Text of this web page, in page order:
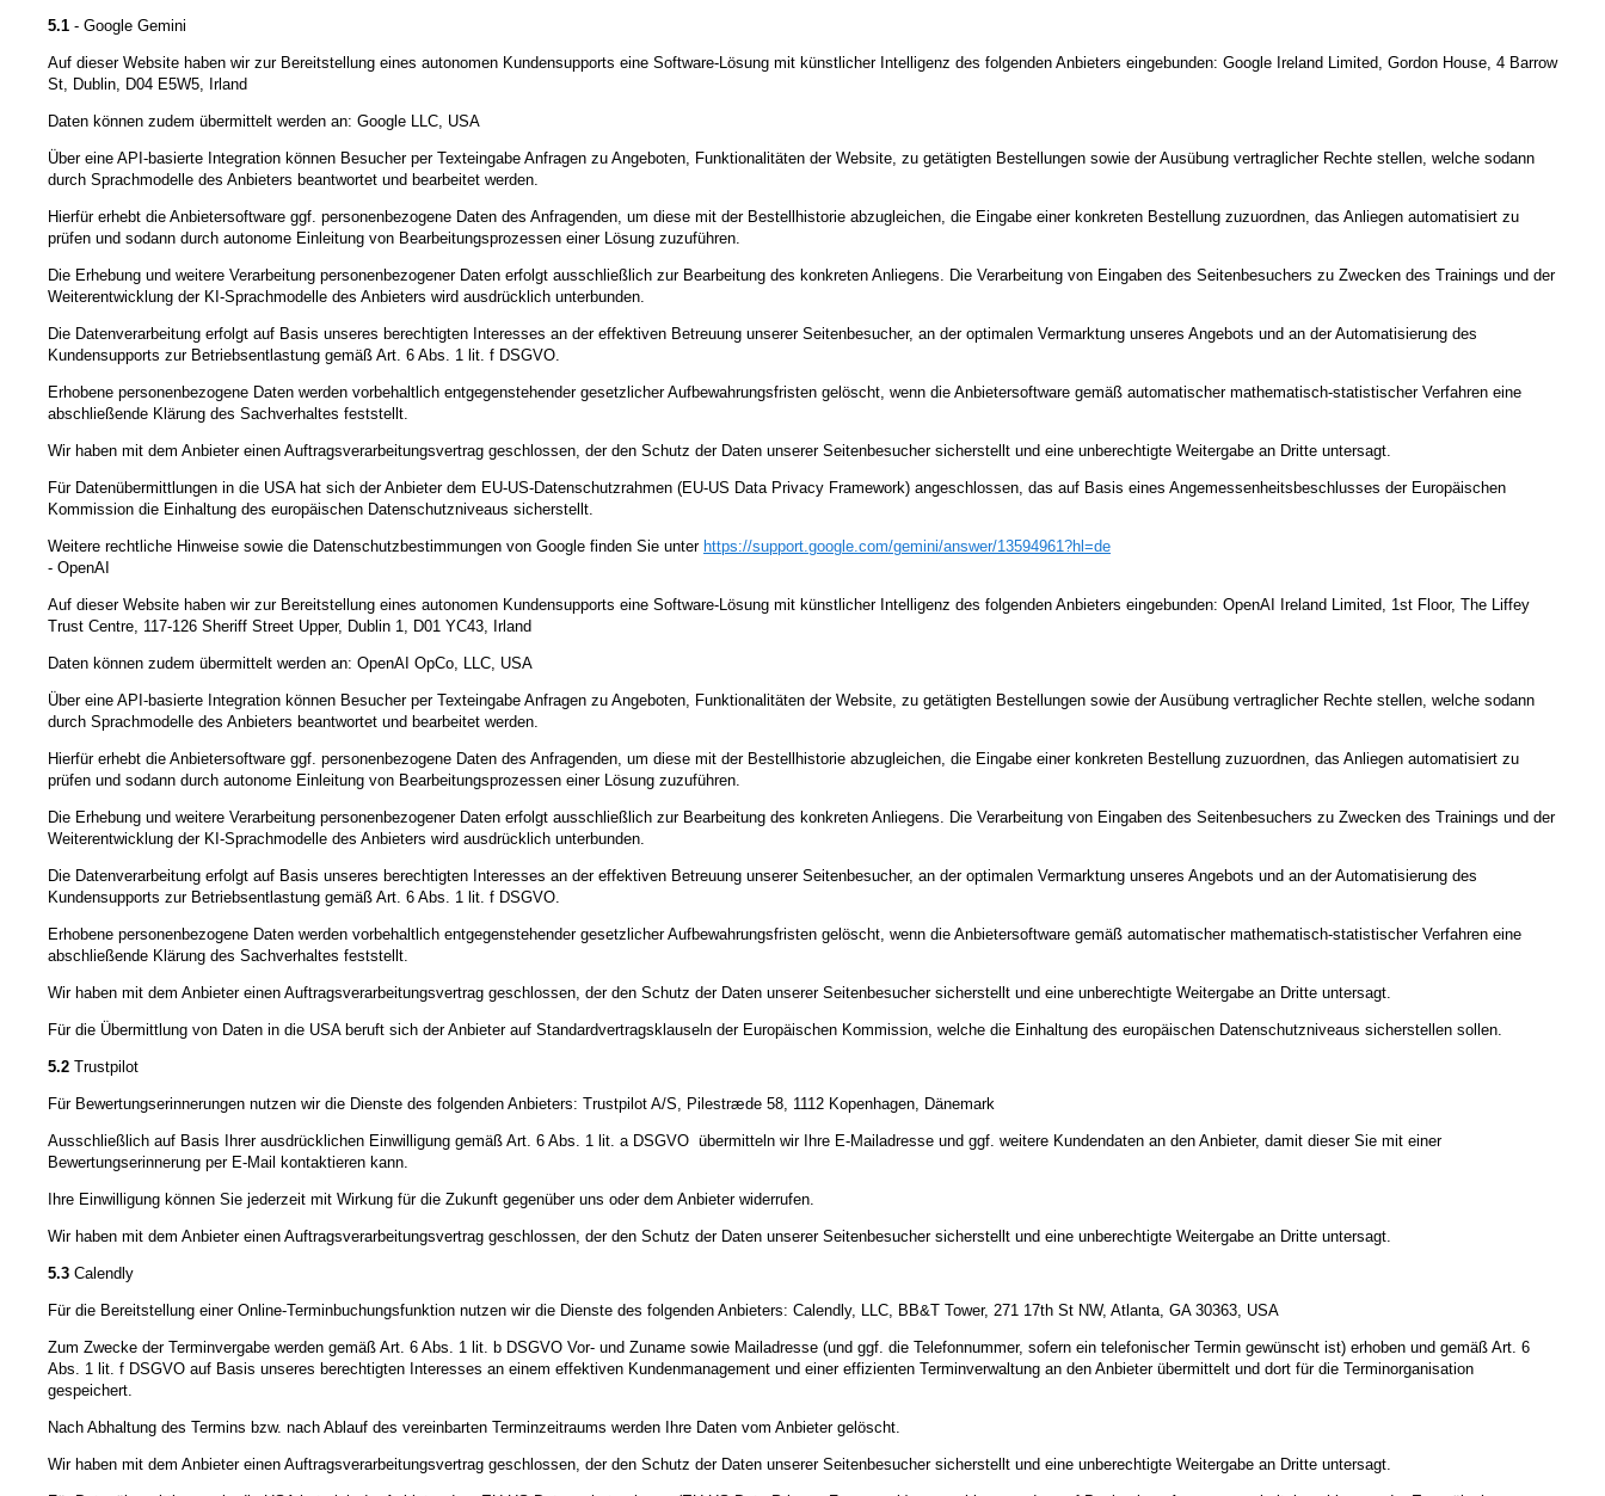
5.1 - Google Gemini
Auf dieser Website haben wir zur Bereitstellung eines autonomen Kundensupports eine Software-Lösung mit künstlicher Intelligenz des folgenden Anbieters eingebunden: Google Ireland Limited, Gordon House, 4 Barrow
St, Dublin, D04 E5W5, Irland
Daten können zudem übermittelt werden an: Google LLC, USA
Über eine API-basierte Integration können Besucher per Texteingabe Anfragen zu Angeboten, Funktionalitäten der Website, zu getätigten Bestellungen sowie der Ausübung vertraglicher Rechte stellen, welche sodann
durch Sprachmodelle des Anbieters beantwortet und bearbeitet werden.
Hierfür erhebt die Anbietersoftware ggf. personenbezogene Daten des Anfragenden, um diese mit der Bestellhistorie abzugleichen, die Eingabe einer konkreten Bestellung zuzuordnen, das Anliegen automatisiert zu
prüfen und sodann durch autonome Einleitung von Bearbeitungsprozessen einer Lösung zuzuführen.
Die Erhebung und weitere Verarbeitung personenbezogener Daten erfolgt ausschließlich zur Bearbeitung des konkreten Anliegens. Die Verarbeitung von Eingaben des Seitenbesuchers zu Zwecken des Trainings und der
Weiterentwicklung der KI-Sprachmodelle des Anbieters wird ausdrücklich unterbunden.
Die Datenverarbeitung erfolgt auf Basis unseres berechtigten Interesses an der effektiven Betreuung unserer Seitenbesucher, an der optimalen Vermarktung unseres Angebots und an der Automatisierung des
Kundensupports zur Betriebsentlastung gemäß Art. 6 Abs. 1 lit. f DSGVO.
Erhobene personenbezogene Daten werden vorbehaltlich entgegenstehender gesetzlicher Aufbewahrungsfristen gelöscht, wenn die Anbietersoftware gemäß automatischer mathematisch-statistischer Verfahren eine
abschließende Klärung des Sachverhaltes feststellt.
Wir haben mit dem Anbieter einen Auftragsverarbeitungsvertrag geschlossen, der den Schutz der Daten unserer Seitenbesucher sicherstellt und eine unberechtigte Weitergabe an Dritte untersagt.
Für Datenübermittlungen in die USA hat sich der Anbieter dem EU-US-Datenschutzrahmen (EU-US Data Privacy Framework) angeschlossen, das auf Basis eines Angemessenheitsbeschlusses der Europäischen
Kommission die Einhaltung des europäischen Datenschutzniveaus sicherstellt.
Weitere rechtliche Hinweise sowie die Datenschutzbestimmungen von Google finden Sie unter https://support.google.com/gemini/answer/13594961?hl=de
- OpenAI
Auf dieser Website haben wir zur Bereitstellung eines autonomen Kundensupports eine Software-Lösung mit künstlicher Intelligenz des folgenden Anbieters eingebunden: OpenAI Ireland Limited, 1st Floor, The Liffey
Trust Centre, 117-126 Sheriff Street Upper, Dublin 1, D01 YC43, Irland
Daten können zudem übermittelt werden an: OpenAI OpCo, LLC, USA
Über eine API-basierte Integration können Besucher per Texteingabe Anfragen zu Angeboten, Funktionalitäten der Website, zu getätigten Bestellungen sowie der Ausübung vertraglicher Rechte stellen, welche sodann
durch Sprachmodelle des Anbieters beantwortet und bearbeitet werden.
Hierfür erhebt die Anbietersoftware ggf. personenbezogene Daten des Anfragenden, um diese mit der Bestellhistorie abzugleichen, die Eingabe einer konkreten Bestellung zuzuordnen, das Anliegen automatisiert zu
prüfen und sodann durch autonome Einleitung von Bearbeitungsprozessen einer Lösung zuzuführen.
Die Erhebung und weitere Verarbeitung personenbezogener Daten erfolgt ausschließlich zur Bearbeitung des konkreten Anliegens. Die Verarbeitung von Eingaben des Seitenbesuchers zu Zwecken des Trainings und der
Weiterentwicklung der KI-Sprachmodelle des Anbieters wird ausdrücklich unterbunden.
Die Datenverarbeitung erfolgt auf Basis unseres berechtigten Interesses an der effektiven Betreuung unserer Seitenbesucher, an der optimalen Vermarktung unseres Angebots und an der Automatisierung des
Kundensupports zur Betriebsentlastung gemäß Art. 6 Abs. 1 lit. f DSGVO.
Erhobene personenbezogene Daten werden vorbehaltlich entgegenstehender gesetzlicher Aufbewahrungsfristen gelöscht, wenn die Anbietersoftware gemäß automatischer mathematisch-statistischer Verfahren eine
abschließende Klärung des Sachverhaltes feststellt.
Wir haben mit dem Anbieter einen Auftragsverarbeitungsvertrag geschlossen, der den Schutz der Daten unserer Seitenbesucher sicherstellt und eine unberechtigte Weitergabe an Dritte untersagt.
Für die Übermittlung von Daten in die USA beruft sich der Anbieter auf Standardvertragsklauseln der Europäischen Kommission, welche die Einhaltung des europäischen Datenschutzniveaus sicherstellen sollen.
5.2 Trustpilot
Für Bewertungserinnerungen nutzen wir die Dienste des folgenden Anbieters: Trustpilot A/S, Pilestræde 58, 1112 Kopenhagen, Dänemark
Ausschließlich auf Basis Ihrer ausdrücklichen Einwilligung gemäß Art. 6 Abs. 1 lit. a DSGVO übermitteln wir Ihre E-Mailadresse und ggf. weitere Kundendaten an den Anbieter, damit dieser Sie mit einer
Bewertungserinnerung per E-Mail kontaktieren kann.
Ihre Einwilligung können Sie jederzeit mit Wirkung für die Zukunft gegenüber uns oder dem Anbieter widerrufen.
Wir haben mit dem Anbieter einen Auftragsverarbeitungsvertrag geschlossen, der den Schutz der Daten unserer Seitenbesucher sicherstellt und eine unberechtigte Weitergabe an Dritte untersagt.
5.3 Calendly
Für die Bereitstellung einer Online-Terminbuchungsfunktion nutzen wir die Dienste des folgenden Anbieters: Calendly, LLC, BB&T Tower, 271 17th St NW, Atlanta, GA 30363, USA
Zum Zwecke der Terminvergabe werden gemäß Art. 6 Abs. 1 lit. b DSGVO Vor- und Zuname sowie Mailadresse (und ggf. die Telefonnummer, sofern ein telefonischer Termin gewünscht ist) erhoben und gemäß Art. 6
Abs. 1 lit. f DSGVO auf Basis unseres berechtigten Interesses an einem effektiven Kundenmanagement und einer effizienten Terminverwaltung an den Anbieter übermittelt und dort für die Terminorganisation
gespeichert.
Nach Abhaltung des Termins bzw. nach Ablauf des vereinbarten Terminzeitraums werden Ihre Daten vom Anbieter gelöscht.
Wir haben mit dem Anbieter einen Auftragsverarbeitungsvertrag geschlossen, der den Schutz der Daten unserer Seitenbesucher sicherstellt und eine unberechtigte Weitergabe an Dritte untersagt.